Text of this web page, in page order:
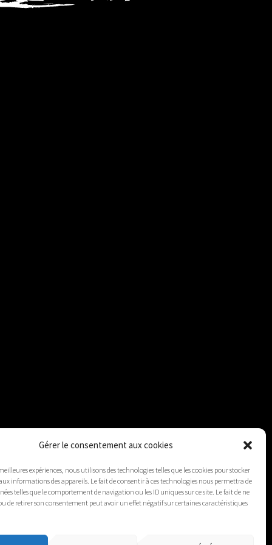
Gérer le consentement aux cookies
expériences, nous utilisons des technologies telles que les cookies pour stocker
informations des appareils. Le fait de consentir à ces technologies nous permettra de
telles que le comportement de navigation ou les ID uniques sur ce site. Le fait de ne
de retirer son consentement peut avoir un effet négatif sur certaines caractéristiques